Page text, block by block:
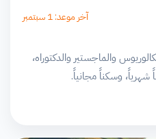
آخر موعد: 1 سبتمبر
والماجستير والدكتوراه،
وسكناً مجانياً.